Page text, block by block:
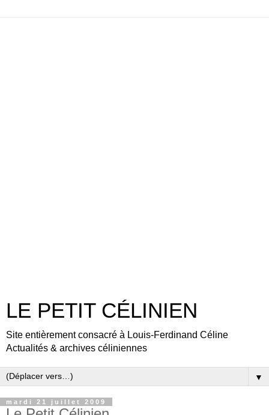
LE PETIT CÉLINIEN
Site entièrement consacré à Louis-Ferdinand Céline
Actualités & archives céliniennes
▼
mardi 21 juillet 2009